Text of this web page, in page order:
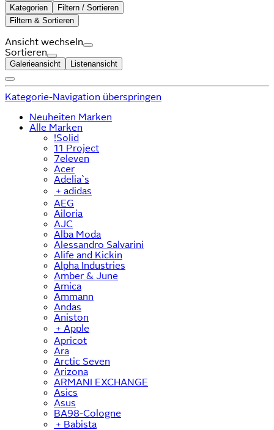
Kategorien
Filtern / Sortieren
Filtern & Sortieren
Ansicht wechseln
Sortieren
Galerieansicht Listenansicht
Kategorie-Navigation überspringen
Neuheiten Marken
Alle Marken
!Solid
11 Project
7eleven
Acer
Adelia`s
﹢ adidas
AEG
Ailoria
AJC
Alba Moda
Alessandro Salvarini
Alife and Kickin
Alpha Industries
Amber & June
Amica
Ammann
Andas
Aniston
﹢ Apple
Apricot
Ara
Arctic Seven
Arizona
ARMANI EXCHANGE
Asics
Asus
BA98-Cologne
﹢ Babista